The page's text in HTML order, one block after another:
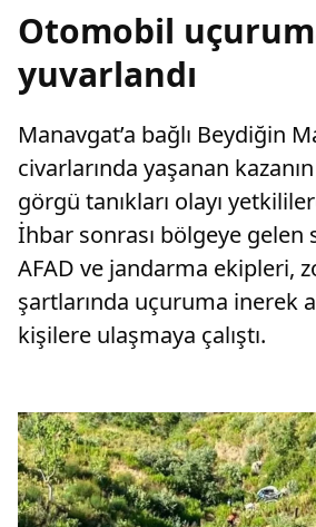
Otomobil
yuvarlandı
Manavgat’a bağlı Beydiğin
civarlarında yaşanan
görgü tanıkları olayı
İhbar sonrası bölgeye gelen
AFAD ve jandarma ekipleri,
şartlarında uçuruma inerek
kişilere ulaşmaya çalıştı.